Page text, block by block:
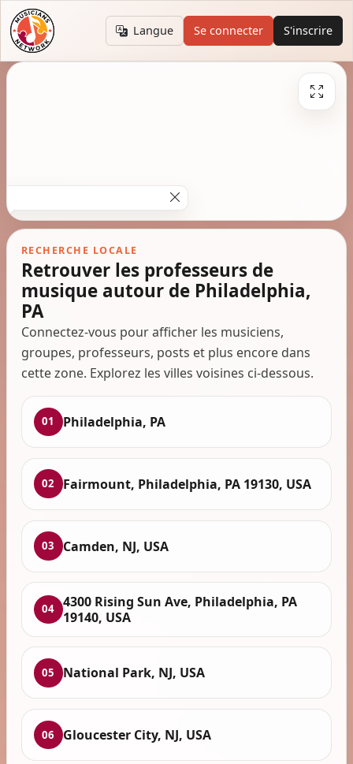
Langue Se connecter S'inscrire
RECHERCHE LOCALE
Retrouver les professeurs de
musique autour de Philadelphia,
PA
Connectez-vous pour afficher les musiciens,
groupes, professeurs, posts et plus encore dans
cette zone. Explorez les villes voisines ci-dessous.
01 Philadelphia, PA
02 Fairmount, Philadelphia, PA 19130, USA
03 Camden, NJ, USA
04 4300 Rising Sun Ave, Philadelphia, PA
19140, USA
05 National Park, NJ, USA
06 Gloucester City, NJ, USA